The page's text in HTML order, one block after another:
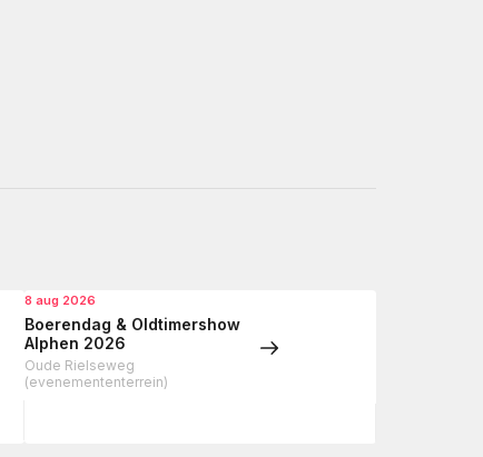
8 aug 2026
Boerendag & Oldtimershow
Alphen 2026
Oude Rielseweg
(evenemententerrein)